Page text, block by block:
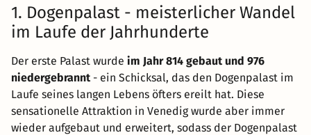
1. Dogenpalast - meisterlicher Wandel
im Laufe der Jahrhunderte
Der erste Palast wurde im Jahr 814 gebaut und 976
niedergebrannt- ein Schicksal, das den Dogenpalast im
Laufe seines langen Lebens öfters ereilt hat. Diese
sensationelle Attraktion in Venedig wurde aber immer
wieder aufgebaut und erweitert, sodass der Dogenpalast